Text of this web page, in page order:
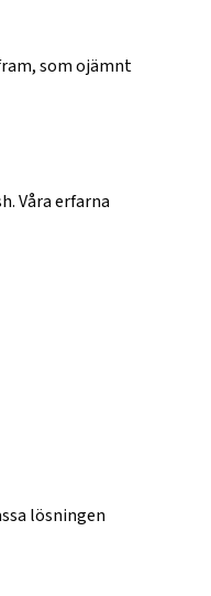
som ojämnt
Våra erfarna
lösningen